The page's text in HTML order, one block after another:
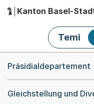
Hauptnavigation
Kanton Basel-
Temi
Präsidialdepartement
Gleichstellung und